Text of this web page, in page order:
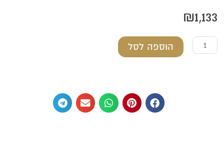
₪1,133
הוספה לסל